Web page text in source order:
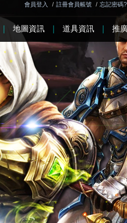
會員登入 / 註冊會員帳號 / 忘記密碼?